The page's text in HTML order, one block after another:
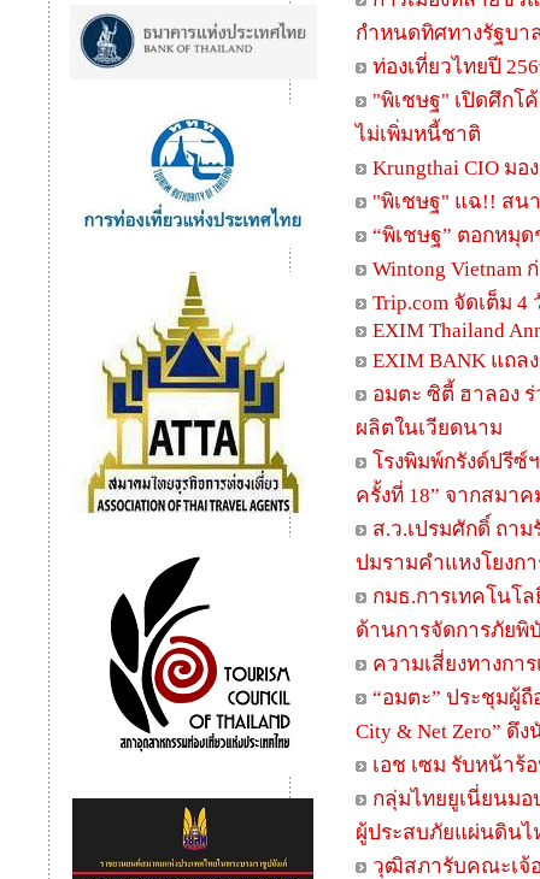
กำหนดทิศทางรัฐบา
ท่องเที่ยวไทยปี
"พิเชษฐ" เปิดศึกโ
ไม่เพิ่มหนี้ชาติ
Krungthai CIO ม
"พิเชษฐ" แฉ!! สน
“พิเชษฐ” ตอกหมุ
Wintong Vietnam
Trip.com จัดเต็ม
EXIM Thailand
EXIM BANK แถล
อมตะ ซิตี้ ฮาลอง ร่
ผลิตในเวียดนาม
โรงพิมพ์กรังด์ปรีซ์
ครั้งที่ 18” จากสมา
ส.ว.เปรมศักดิ์ ถา
ปมรามคำแหงโยงกา
กมธ.การเทคโนโ
ด้านการจัดการภัยพิ
ความเสี่ยงทางกา
“อมตะ” ประชุมผู้
City & Net Zero”
เอช เซม รับหน้าร้
กลุ่มไทยยูเนี่ยนมอ
ผู้ประสบภัยแผ่นดินไ
วุฒิสภารับคณะเจ้